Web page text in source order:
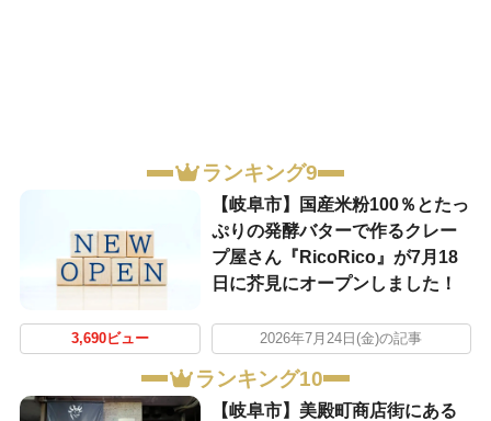
ランキング9
【岐阜市】国産米粉100％とたっ
ぷりの発酵バターで作るクレー
プ屋さん『RicoRico』が7月18
日に芥見にオープンしました！
3,690ビュー 2026年7月24日(金)の記事
ランキング10
【岐阜市】美殿町商店街にある